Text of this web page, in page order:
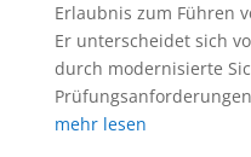
Erlaubnis zum Führen
Er unterscheidet sich
durch modernisierte
mehr lesen